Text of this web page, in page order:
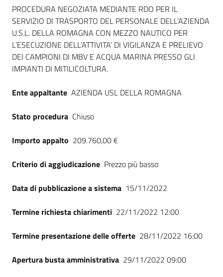
telematiche
English
Seguici
Dati del bando
PROCEDURA NEGOZIATA MEDIANTE RDO PER IL
SERVIZIO DI TRASPORTO DEL PERSONALE DELL’AZIENDA
U.S.L. DELLA ROMAGNA CON MEZZO NAUTICO PER
L’ESECUZIONE DELL’ATTIVITA’ DI VIGILANZA E PRELIEVO
DEI CAMPIONI DI MBV E ACQUA MARINA PRESSO GLI
IMPIANTI DI MITILICOLTURA.
Ente appaltante AZIENDA USL DELLA ROMAGNA
Stato procedura Chiuso
Importo appalto 209.760,00 €
Criterio di aggiudicazione Prezzo più basso
Data di pubblicazione a sistema 15/11/2022
Termine richiesta chiarimenti 22/11/2022 12:00
Termine presentazione delle offerte 28/11/2022 16:00
Apertura busta amministrativa 29/11/2022 09:00